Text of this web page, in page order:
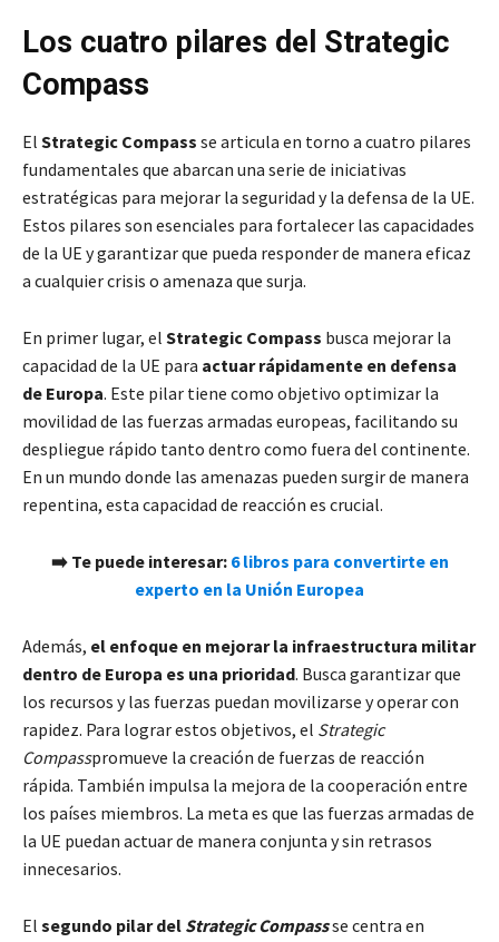
Los cuatro pilares del Strategic
Compass
El Strategic Compass se articula en torno a cuatro pilares
fundamentales que abarcan una serie de iniciativas
estratégicas para mejorar la seguridad y la defensa de la UE.
Estos pilares son esenciales para fortalecer las capacidades
de la UE y garantizar que pueda responder de manera eficaz
a cualquier crisis o amenaza que surja.
En primer lugar, el Strategic Compass busca mejorar la
capacidad de la UE para actuar rápidamente en defensa
de Europa. Este pilar tiene como objetivo optimizar la
movilidad de las fuerzas armadas europeas, facilitando su
despliegue rápido tanto dentro como fuera del continente.
En un mundo donde las amenazas pueden surgir de manera
repentina, esta capacidad de reacción es crucial.
➡️ Te puede interesar: 6 libros para convertirte en
experto en la Unión Europea
Además, el enfoque en mejorar la infraestructura militar
dentro de Europa es una prioridad. Busca garantizar que
los recursos y las fuerzas puedan movilizarse y operar con
rapidez. Para lograr estos objetivos, el Strategic
Compasspromueve la creación de fuerzas de reacción
rápida. También impulsa la mejora de la cooperación entre
los países miembros. La meta es que las fuerzas armadas de
la UE puedan actuar de manera conjunta y sin retrasos
innecesarios.
El segundo pilar del Strategic Compassse centra en